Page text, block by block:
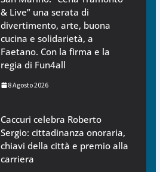
& Live” una serata di
divertimento, arte, buona
cucina e solidarietà, a
Faetano. Con la firma e la
regia di Fun4all
8 Agosto 2026
Caccuri celebra Roberto
Sergio: cittadinanza onoraria,
chiavi della città e premio alla
carriera